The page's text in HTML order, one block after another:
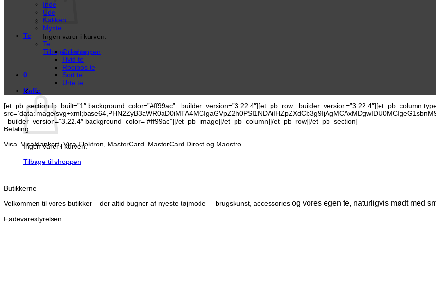
Ingen varer i kurven.
Tilbage til shoppen
0
Kurv
Ingen varer i kurven.
Tilbage til shoppen
Inde
Ude
Køkken
Mynte
Te
Te
Grøn te
Hvid te
Rooibos te
Sort te
Urte te
Kaffe
[et_pb_section fb_built=”1″ background_color=”#ff99ac” _builder_version=”3.22.4″][et_pb_row _builder_version=”3.22.4″][et_pb_column
src=”data:image/
_builder_version=”3.22.4″ background_color=”#ff99ac”][/et_pb_image][/et_pb_column][/et_pb_row][/et_pb_section]
Betaling
Visa, Visa/dankort, Visa Elektron, MasterCard, MasterCard Direct og Maestro
Butikkerne
Velkommen til vores butikker – der altid bugner af nyeste tøjmode – brugskunst, accessories og vores egen te, naturligvis mødt med
Fødevarestyrelsen